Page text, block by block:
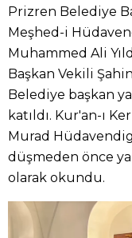
Prizren Belediye
Meşhed-i
Muhammed Ali
Başkan Vekili
Belediye başkan
katıldı. Kur'an-ı
Murad
düşmeden önce
olarak okundu.